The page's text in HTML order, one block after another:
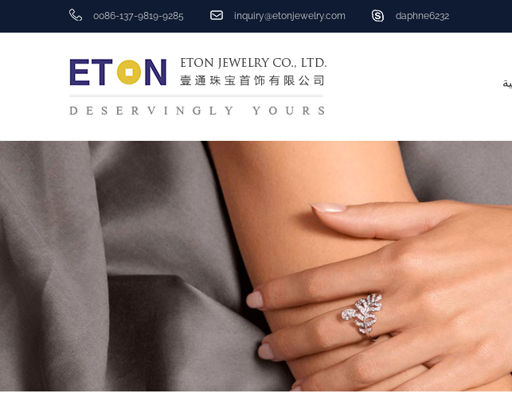
0086-137-9819-9285 inquiry@etonjewelry.com daphne6232